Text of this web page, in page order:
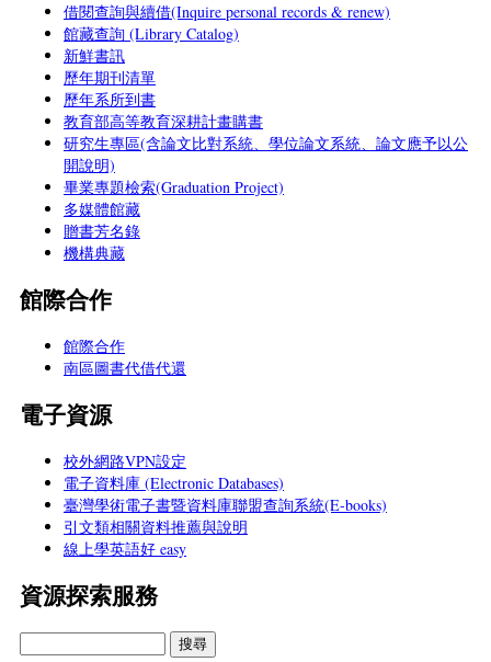
借閱查詢與續借(Inquire personal records & renew)
館藏查詢 (Library Catalog)
新鮮書訊
歷年期刊清單
歷年系所到書
教育部高等教育深耕計畫購書
研究生專區(含論文比對系統、學位論文系統、論文應予以公
開說明)
畢業專題檢索(Graduation Project)
多媒體館藏
贈書芳名錄
機構典藏
館際合作
館際合作
南區圖書代借代還
電子資源
校外網路VPN設定
電子資料庫 (Electronic Databases)
臺灣學術電子書暨資料庫聯盟查詢系統(E-books)
引文類相關資料推薦與說明
線上學英語好 easy
資源探索服務